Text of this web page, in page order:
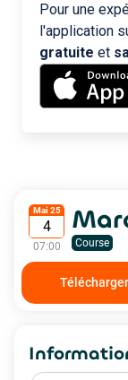
Pour une
l'application
gratuite et